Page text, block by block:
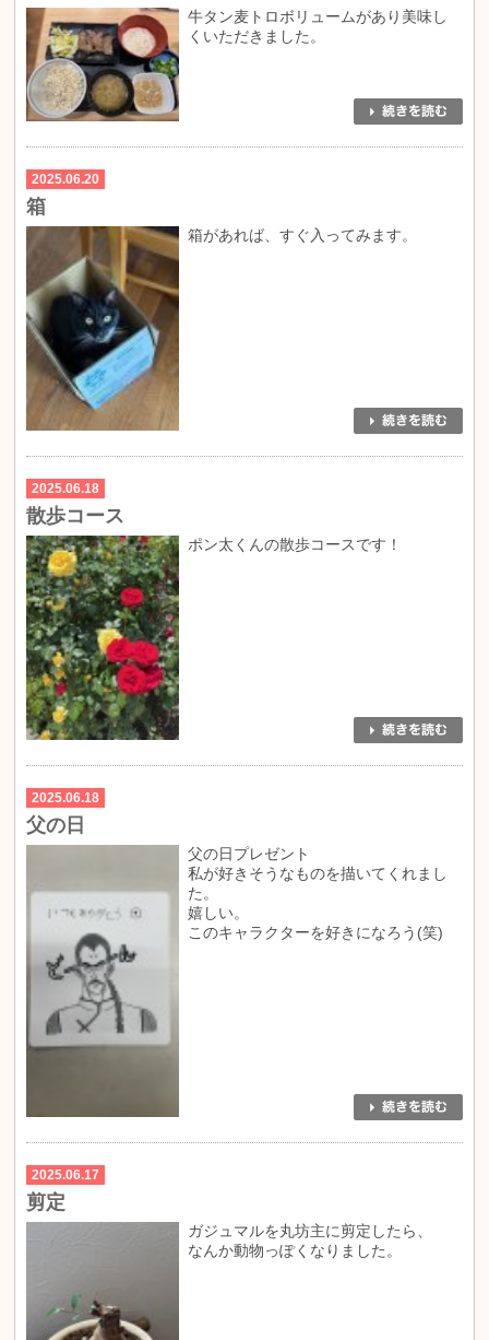
牛タン麦トロボリュームがあり美味し
くいただきました。
2025.06.20
箱
箱があれば、すぐ入ってみます。
2025.06.18
散歩コース
ポン太くんの散歩コースです！
2025.06.18
父の日
父の日プレゼント
私が好きそうなものを描いてくれまし
た。
嬉しい。
このキャラクターを好きになろう(笑)
2025.06.17
剪定
ガジュマルを丸坊主に剪定したら、
なんか動物っぽくなりました。